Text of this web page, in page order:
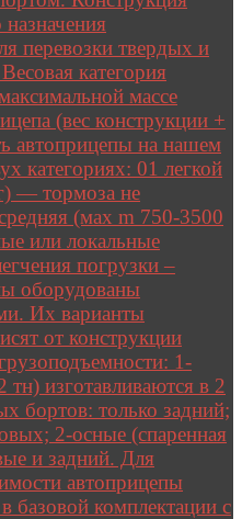
перевозки твердых и
категория
массе
(вес конструкции +
автоприцепы на нашем
категориях: 01 легкой
— тормоза не
(мах m 750-3500
или локальные
погрузки –
оборудованы
Их варианты
от конструкции
1-
изготавливаются в 2
бортов: только задний;
2-осные (спаренная
и задний. Для
автоприцепы
базовой комплектации с